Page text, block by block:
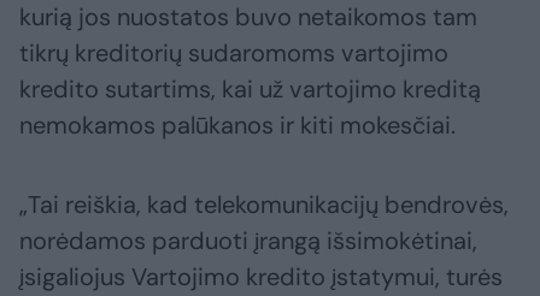
kurią jos nuostatos buvo netaikomos tam
tikrų kreditorių sudaromoms vartojimo
kredito sutartims, kai už vartojimo kreditą
nemokamos palūkanos ir kiti mokesčiai.
„Tai reiškia, kad telekomunikacijų bendrovės,
norėdamos parduoti įrangą išsimokėtinai,
įsigaliojus Vartojimo kredito įstatymui, turės